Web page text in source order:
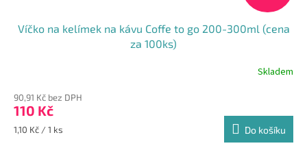
Víčko na kelímek na kávu Coffe to go 200-300ml (cena
za 100ks)
produktu
je
5,0
Skladem
90,91 Kč bez DPH
110 Kč
Měrná
1,10 Kč / 1 ks Do košíku